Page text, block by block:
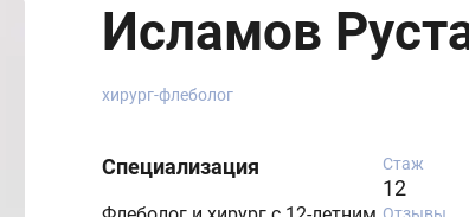
Исламов
хирург-флеболог
Специализация Стаж
12